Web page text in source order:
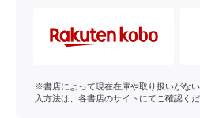
※書店によって現在在庫や取り扱いがな
入方法は、各書店のサイトにてご確認くだ